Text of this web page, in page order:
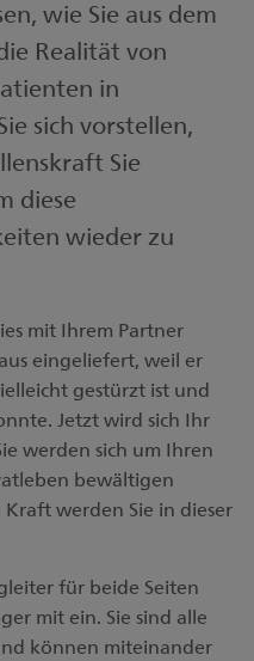
wie Sie aus dem
Realität von
in
sich vorstellen,
Sie
diese
wieder zu
mit Ihrem Partner
eingeliefert, weil er
gestürzt ist und
Jetzt wird sich Ihr
werden sich um Ihren
bewältigen
Kraft werden Sie in dieser
für beide Seiten
mit ein. Sie sind alle
können miteinander